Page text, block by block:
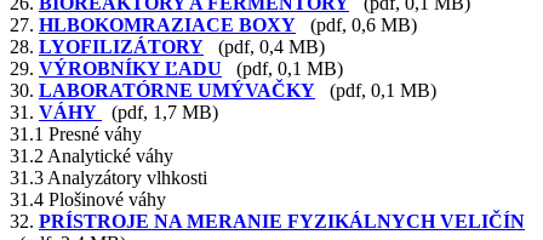
27. HLBOKOMRAZIACE BOXY (pdf, 0,6 MB)
28. LYOFILIZÁTORY (pdf, 0,4 MB)
29. VÝROBNÍKY ĽADU (pdf, 0,1 MB)
30. LABORATÓRNE UMÝVAČKY (pdf, 0,1 MB)
31. VÁHY
(pdf, 1,7 MB)
31.1 Presné váhy
31.2 Analytické váhy
31.3 Analyzátory vlhkosti
31.4 Plošinové váhy
32. PRÍSTROJE NA MERANIE FYZIKÁLNYCH VELIČÍN